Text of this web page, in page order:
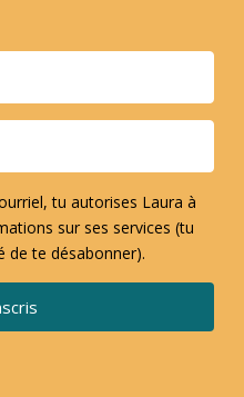
tu autorises Laura à
sur ses services (tu
de te désabonner).